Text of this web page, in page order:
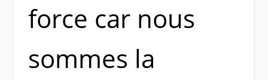
force car nous
sommes la